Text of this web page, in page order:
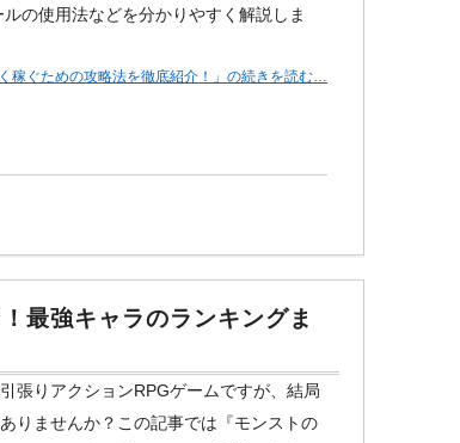
の使用法などを分かりやすく解説しま
稼ぐための攻略法を徹底紹介！」の続きを読む…
最強キャラのランキングま
張りアクションRPGゲームですが、結局
りませんか？この記事では『モンストの